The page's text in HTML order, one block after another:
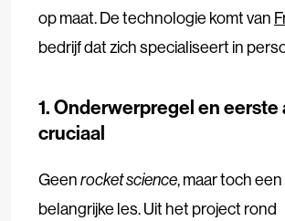
op maat. De technologie komt van
bedrijf dat zich specialiseert in
1. Onderwerpregel en eerste
cruciaal
Geenrocket science, maar toch
belangrijke les. Uit het project rond